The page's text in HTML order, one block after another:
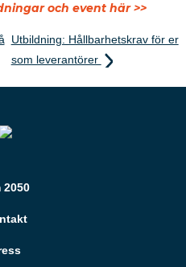
och event här >>
Utbildning: Hållbarhetskrav för er
som leverantörer
2050